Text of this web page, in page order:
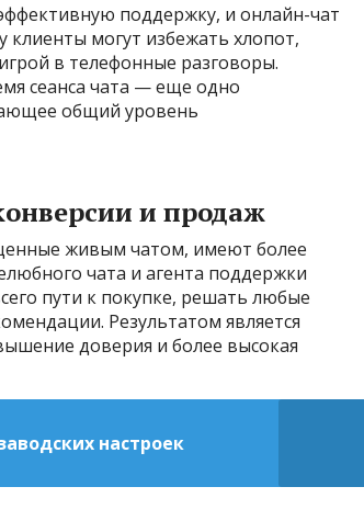
поддержку, и онлайн-чат
клиенты могут избежать хлопот,
в телефонные разговоры.
сеанса чата — еще одно
общий уровень
и продаж
живым чатом, имеют более
чата и агента поддержки
пути к покупке, решать любые
Результатом является
доверия и более высокая
настроек